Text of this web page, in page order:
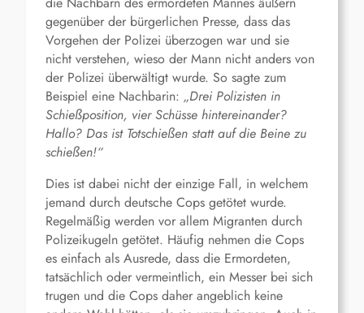
gegenüber der bürgerlichen Presse, dass das
Vorgehen der Polizei überzogen war und sie
nicht verstehen, wieso der Mann nicht anders von
der Polizei überwältigt wurde. So sagte zum
Beispiel eine Nachbarin: „Drei Polizisten in
Schießposition, vier Schüsse hintereinander?
Hallo? Das ist Totschießen statt auf die Beine zu
schießen!“
Dies ist dabei nicht der einzige Fall, in welchem
jemand durch deutsche Cops getötet wurde.
Regelmäßig werden vor allem Migranten durch
Polizeikugeln getötet. Häufig nehmen die Cops
es einfach als Ausrede, dass die Ermordeten,
tatsächlich oder vermeintlich, ein Messer bei sich
trugen und die Cops daher angeblich keine